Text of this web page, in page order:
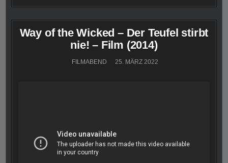
Way of the Wicked – Der Teufel stirbt
nie! – Film (2014)
FILMABEND 25. MÄRZ 2022